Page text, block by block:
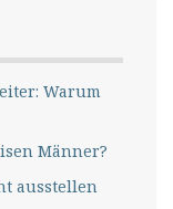
Warum
Männer?
ausstellen